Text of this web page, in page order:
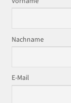
Nachname
E-Mail